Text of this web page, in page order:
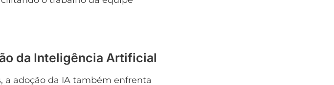
da Inteligência Artificial
a adoção da IA também enfrenta